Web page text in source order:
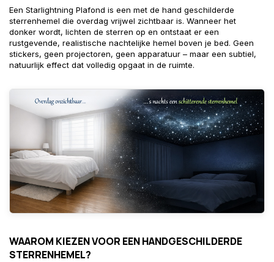
Een Starlightning Plafond is een met de hand geschilderde
sterrenhemel die overdag vrijwel zichtbaar is. Wanneer het
donker wordt, lichten de sterren op en ontstaat er een
rustgevende, realistische nachtelijke hemel boven je bed. Geen
stickers, geen projectoren, geen apparatuur – maar een subtiel,
natuurlijk effect dat volledig opgaat in de ruimte.
WAAROM KIEZEN VOOR EEN HANDGESCHILDERDE
STERRENHEMEL?